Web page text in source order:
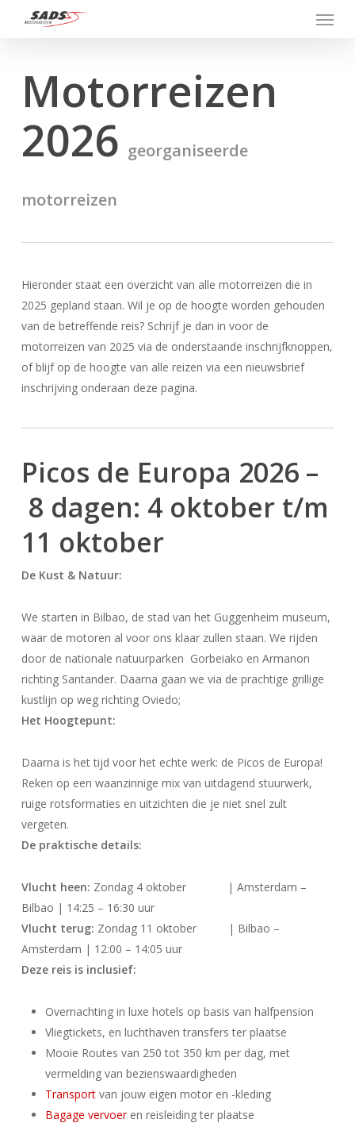
Menu
Motorreizen
2026 georganiseerde
motorreizen
Hieronder staat een overzicht van alle motorreizen die in
2025 gepland staan. Wil je op de hoogte worden gehouden
van de betreffende reis? Schrijf je dan in voor de
motorreizen van 2025 via de onderstaande inschrijfknoppen,
of blijf op de hoogte van alle reizen via een nieuwsbrief
inschrijving onderaan deze pagina.
Picos de Europa 2026 –
8 dagen: 4 oktober t/m
11 oktober
De Kust & Natuur:
We starten in Bilbao, de stad van het Guggenheim museum,
waar de motoren al voor ons klaar zullen staan. We rijden
door de nationale natuurparken Gorbeiako en Armanon
richting Santander. Daarna gaan we via de prachtige grillige
kustlijn op weg richting Oviedo;
Het Hoogtepunt:
Daarna is het tijd voor het echte werk: de Picos de Europa!
Reken op een waanzinnige mix van uitdagend stuurwerk,
ruige rotsformaties en uitzichten die je niet snel zult
vergeten.
De praktische details:
Vlucht heen: Zondag 4 oktober | Amsterdam –
Bilbao | 14:25 – 16:30 uur
Vlucht terug: Zondag 11 oktober | Bilbao –
Amsterdam | 12:00 – 14:05 uur
Deze reis is inclusief:
Overnachting in luxe hotels op basis van halfpension
Vliegtickets, en luchthaven transfers ter plaatse
Mooie Routes van 250 tot 350 km per dag, met
vermelding van bezienswaardigheden
Transportvan jouw eigen motor en -kleding
Bagage vervoeren reisleiding ter plaatse